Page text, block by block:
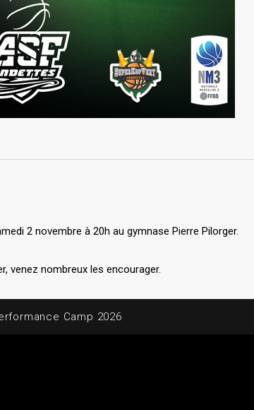
2 novembre à 20h au gymnase Pierre Pilorger.
venez nombreux les encourager.